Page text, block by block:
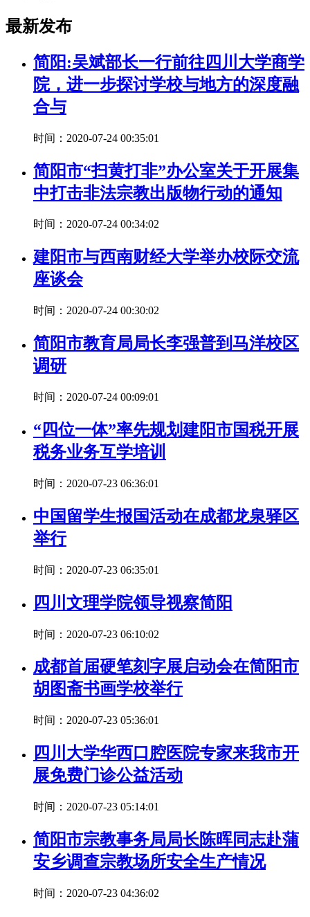
最新发布
简阳:吴斌部长一行前往四川大学商学
院，进一步探讨学校与地方的深度融
合与
时间：2020-07-24 00:35:01
简阳市“扫黄打非”办公室关于开展集
中打击非法宗教出版物行动的通知
时间：2020-07-24 00:34:02
建阳市与西南财经大学举办校际交流
座谈会
时间：2020-07-24 00:30:02
简阳市教育局局长李强普到马洋校区
调研
时间：2020-07-24 00:09:01
“四位一体”率先规划建阳市国税开展
税务业务互学培训
时间：2020-07-23 06:36:01
中国留学生报国活动在成都龙泉驿区
举行
时间：2020-07-23 06:35:01
四川文理学院领导视察简阳
时间：2020-07-23 06:10:02
成都首届硬笔刻字展启动会在简阳市
胡图斋书画学校举行
时间：2020-07-23 05:36:01
四川大学华西口腔医院专家来我市开
展免费门诊公益活动
时间：2020-07-23 05:14:01
简阳市宗教事务局局长陈晖同志赴蒲
安乡调查宗教场所安全生产情况
时间：2020-07-23 04:36:02